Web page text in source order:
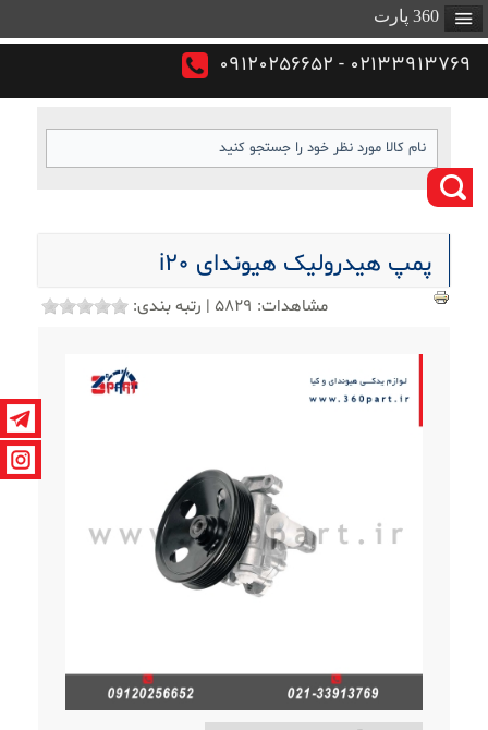
02133913769 - 09120256652
پمپ هیدرولیک هیوندای i20
مشاهدات: 5829
| رتبه بندی:
360 پارت